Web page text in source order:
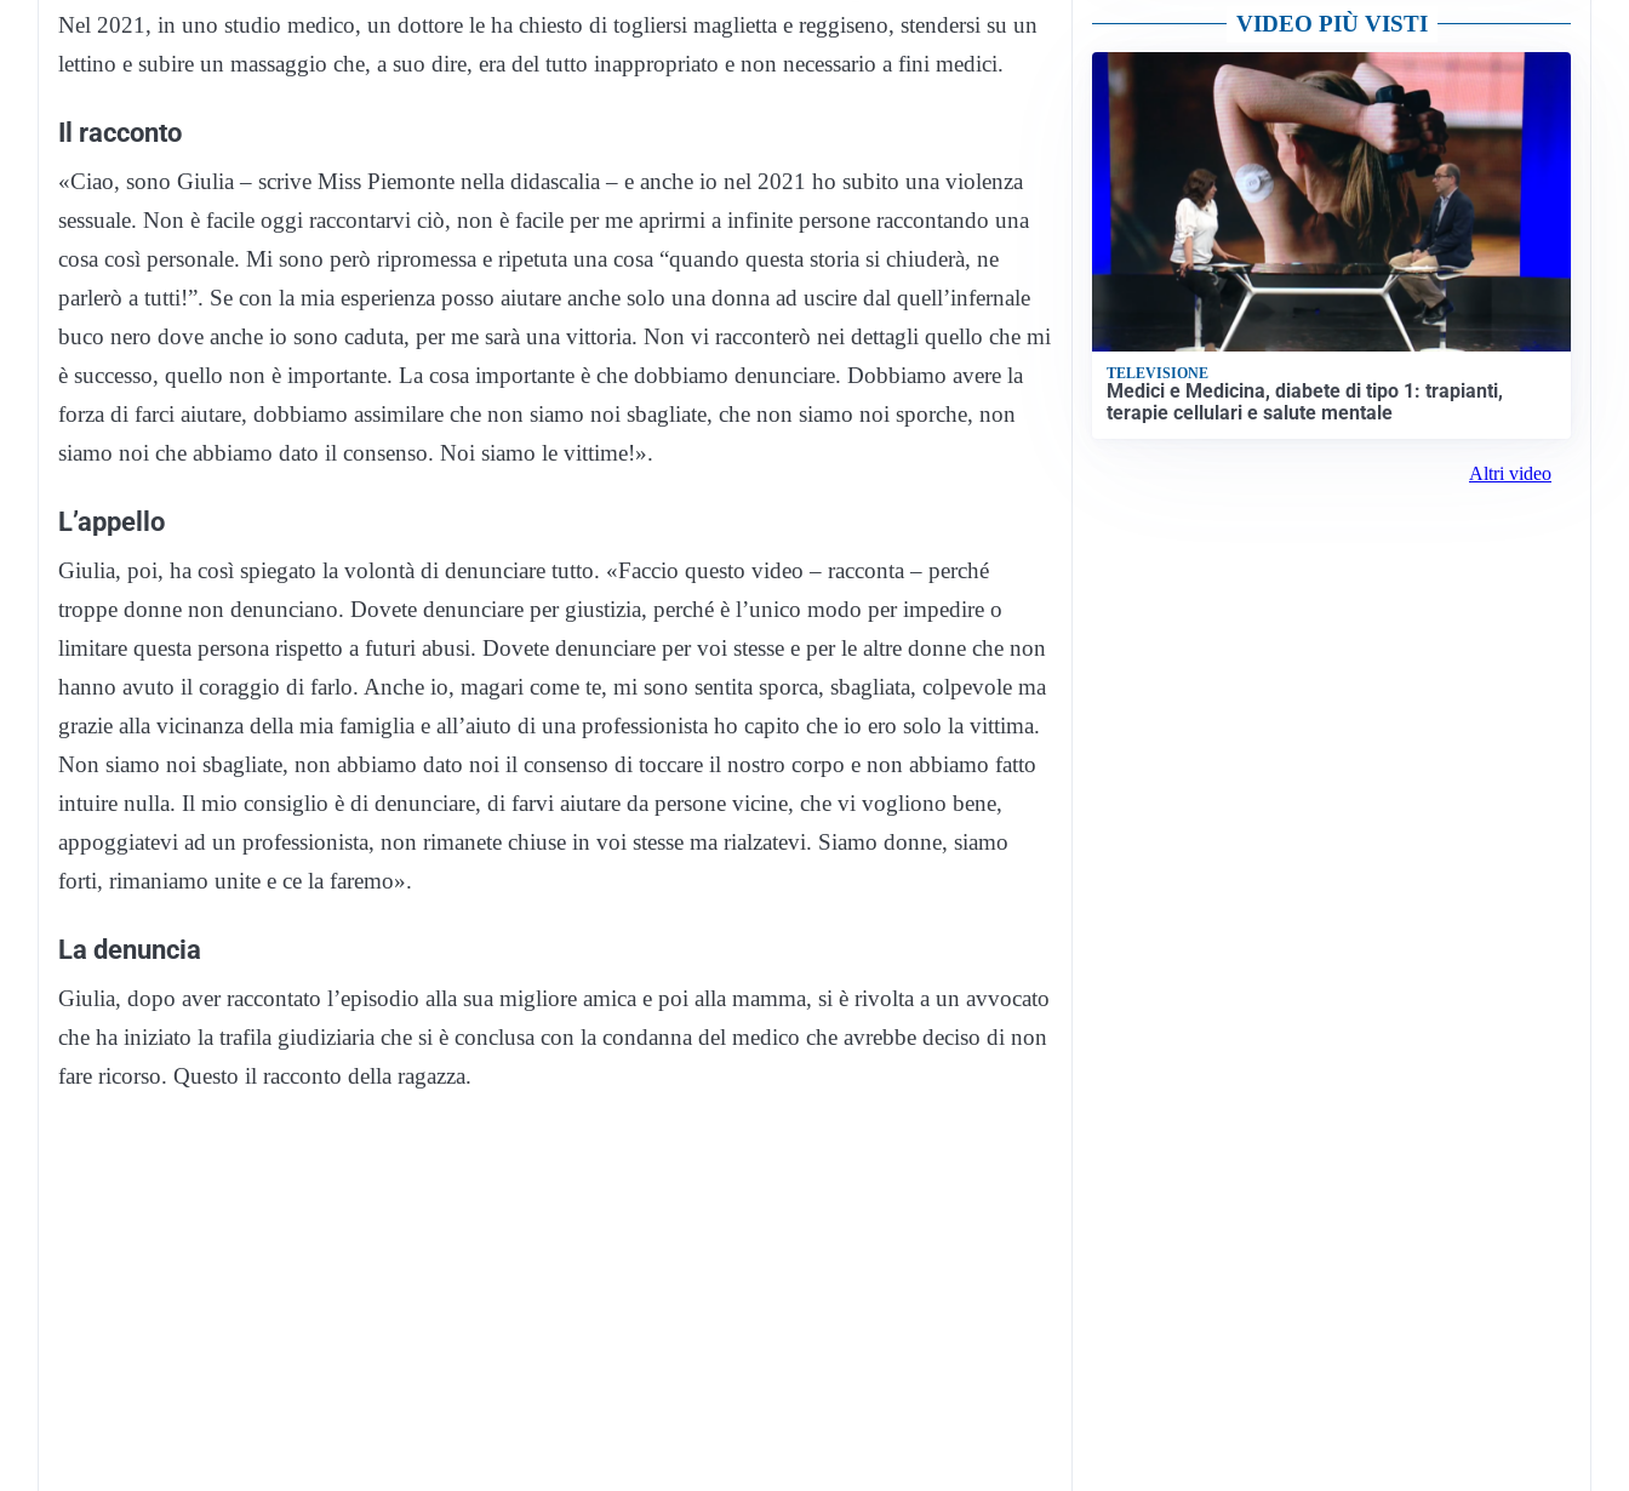
Nel 2021, in uno studio medico, un dottore le ha chiesto di togliersi maglietta e reggiseno, stendersi su un
lettino e subire un massaggio che, a suo dire, era del tutto inappropriato e non necessario a fini medici.
Il racconto
«Ciao, sono Giulia – scrive Miss Piemonte nella didascalia – e anche io nel 2021 ho subito una violenza
sessuale. Non è facile oggi raccontarvi ciò, non è facile per me aprirmi a infinite persone raccontando una
cosa così personale. Mi sono però ripromessa e ripetuta una cosa “quando questa storia si chiuderà, ne
parlerò a tutti!”. Se con la mia esperienza posso aiutare anche solo una donna ad uscire dal quell’infernale
buco nero dove anche io sono caduta, per me sarà una vittoria. Non vi racconterò nei dettagli quello che mi
è successo, quello non è importante. La cosa importante è che dobbiamo denunciare. Dobbiamo avere la
forza di farci aiutare, dobbiamo assimilare che non siamo noi sbagliate, che non siamo noi sporche, non
siamo noi che abbiamo dato il consenso. Noi siamo le vittime!».
L’appello
Giulia, poi, ha così spiegato la volontà di denunciare tutto. «Faccio questo video – racconta – perché
troppe donne non denunciano. Dovete denunciare per giustizia, perché è l’unico modo per impedire o
limitare questa persona rispetto a futuri abusi. Dovete denunciare per voi stesse e per le altre donne che non
hanno avuto il coraggio di farlo. Anche io, magari come te, mi sono sentita sporca, sbagliata, colpevole ma
grazie alla vicinanza della mia famiglia e all’aiuto di una professionista ho capito che io ero solo la vittima.
Non siamo noi sbagliate, non abbiamo dato noi il consenso di toccare il nostro corpo e non abbiamo fatto
intuire nulla. Il mio consiglio è di denunciare, di farvi aiutare da persone vicine, che vi vogliono bene,
appoggiatevi ad un professionista, non rimanete chiuse in voi stesse ma rialzatevi. Siamo donne, siamo
forti, rimaniamo unite e ce la faremo».
La denuncia
Giulia, dopo aver raccontato l’episodio alla sua migliore amica e poi alla mamma, si è rivolta a un avvocato
che ha iniziato la trafila giudiziaria che si è conclusa con la condanna del medico che avrebbe deciso di non
fare ricorso. Questo il racconto della ragazza.
VIDEO PIÙ VISTI
TELEVISIONE
Medici e Medicina, diabete di tipo 1: trapianti,
terapie cellulari e salute mentale
Altri video